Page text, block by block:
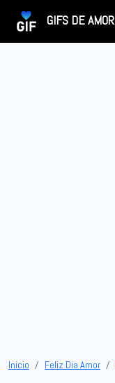
GIFS DE AMOR
Inicio Feliz Dia Amor